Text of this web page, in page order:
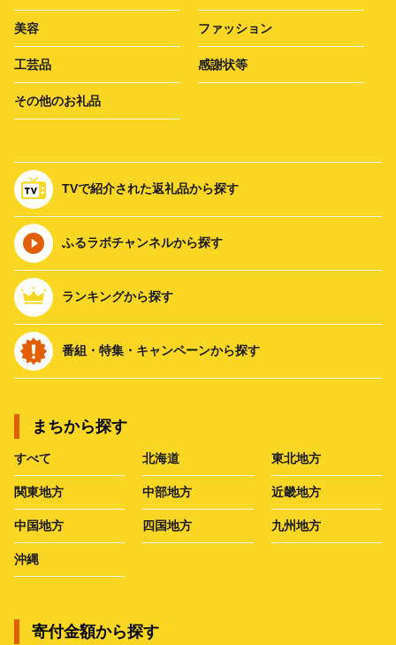
美容 ファッション
工芸品 感謝状等
その他のお礼品
TVで紹介された返礼品から探す
ふるラボチャンネルから探す
ランキングから探す
番組・特集・キャンペーンから探す
まちから探す
すべて 北海道 東北地方
関東地方 中部地方 近畿地方
中国地方 四国地方 九州地方
沖縄
寄付金額から探す